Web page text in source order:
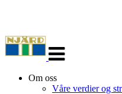
navigasjon
Om oss
Våre verdier og